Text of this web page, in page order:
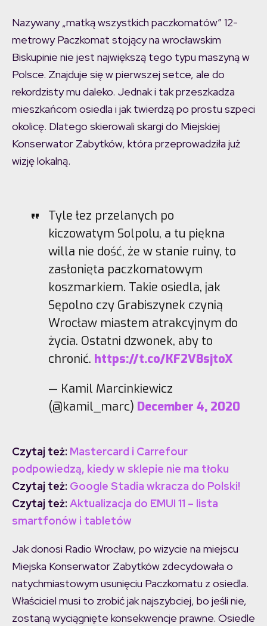
Nazywany „matką wszystkich paczkomatów” 12-
metrowy Paczkomat stojący na wrocławskim
Biskupinie nie jest największą tego typu maszyną w
Polsce. Znajduje się w pierwszej setce, ale do
rekordzisty mu daleko. Jednak i tak przeszkadza
mieszkańcom osiedla i jak twierdzą po prostu szpeci
okolicę. Dlatego skierowali skargi do Miejskiej
Konserwator Zabytków, która przeprowadziła już
wizję lokalną.
Tyle łez przelanych po
kiczowatym Solpolu, a tu piękna
willa nie dość, że w stanie ruiny, to
zasłonięta paczkomatowym
koszmarkiem. Takie osiedla, jak
Sępolno czy Grabiszynek czynią
Wrocław miastem atrakcyjnym do
życia. Ostatni dzwonek, aby to
chronić. https://t.co/KF2V8sjtoX
— Kamil Marcinkiewicz
(@kamil_marc) December 4, 2020
Czytaj też: Mastercard i Carrefour
podpowiedzą, kiedy w sklepie nie ma tłoku
Czytaj też: Google Stadia wkracza do Polski!
Czytaj też: Aktualizacja do EMUI 11 – lista
smartfonów i tabletów
Jak donosi Radio Wrocław, po wizycie na miejscu
Miejska Konserwator Zabytków zdecydowała o
natychmiastowym usunięciu Paczkomatu z osiedla.
Właściciel musi to zrobić jak najszybciej, bo jeśli nie,
zostaną wyciągnięte konsekwencje prawne. Osiedle